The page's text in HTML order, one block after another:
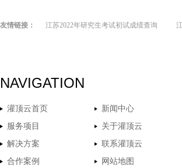
友情链接： 江苏2022年研究生考试初试成绩查询
NAVIGATION
灌顶云首页
新闻中心
服务项目
关于灌顶云
解决方案
联系灌顶云
合作案例
网站地图